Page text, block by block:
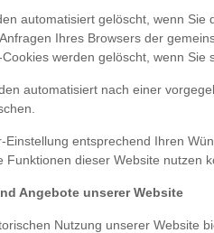
automatisiert gelöscht, wenn
Ihres Browsers der
werden gelöscht, wenn Sie
automatisiert nach einer
entsprechend Ihren
Funktionen dieser Website nutzen
Angebote unserer Website
Nutzung unserer Website